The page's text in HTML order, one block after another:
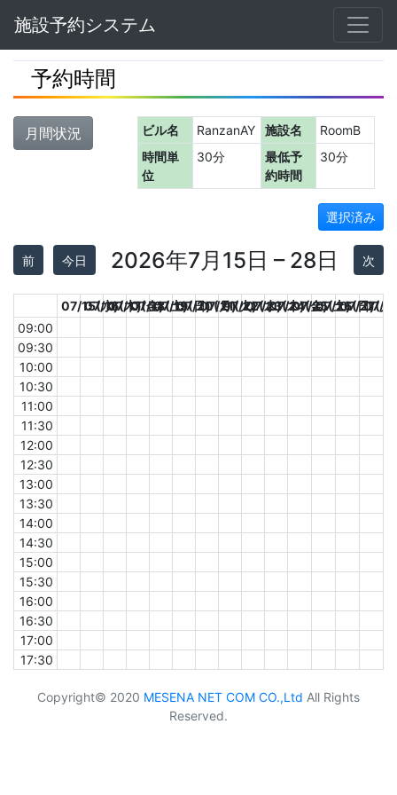
Navbar
施設予約システム
予約時間
月間状況 ビル名 RanzanAY 施設名
RoomB
時間単
位
30分
最低予
約時間
30分
選択済み
前 今日 2026年7月15日 – 28日 次
07/15(水)
07/16(木)
07/17(金)
07/18(土)
07/19(日)
07/20(月)
07/21(火)
07/22(水)
07/23(木)
07/24(金)
07/25(土)
07/26(日)
07/27(月)
07/
09:00
09:30
10:00
10:30
11:00
11:30
12:00
12:30
13:00
13:30
14:00
14:30
15:00
15:30
16:00
16:30
17:00
17:30
Copyright© 2020 MESENA NET COM CO.,Ltd All Rights
Reserved.